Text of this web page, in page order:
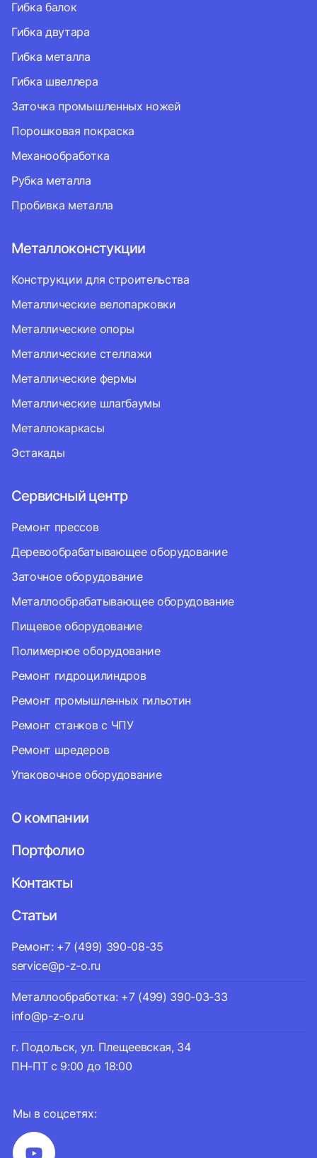
Мы в соцсетях:
Гибка балок
Гибка двутара
Гибка металла
Гибка швеллера
Заточка промышленных ножей
Порошковая покраска
Механообработка
Рубка металла
Пробивка металла
Металлоконстукции
Конструкции для строительства
Металлические велопарковки
Металлические опоры
Металлические стеллажи
Металлические фермы
Металлические шлагбаумы
Металлокаркасы
Эстакады
Сервисный центр
Ремонт прессов
Деревообрабатывающее оборудование
Заточное оборудование
Металлообрабатывающее оборудование
Пищевое оборудование
Полимерное оборудование
Ремонт гидроцилиндров
Ремонт промышленных гильотин
Ремонт станков с ЧПУ
Ремонт шредеров
Упаковочное оборудование
О компании
Портфолио
Контакты
Статьи
Ремонт: +7 (499) 390-08-35
service@p-z-o.ru
Металлообработка: +7 (499) 390-03-33
info@p-z-o.ru
г. Подольск, ул. Плещеевская, 34
ПН-ПТ с 9:00 до 18:00